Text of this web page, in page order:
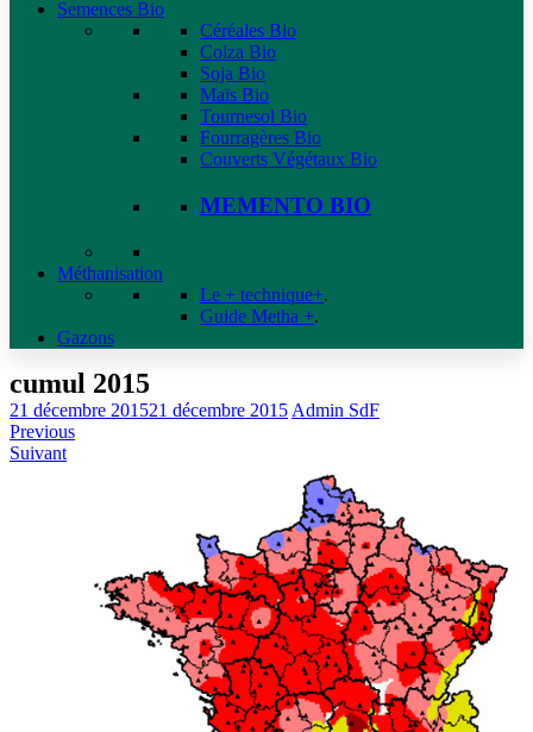
Semences Bio
Céréales Bio
Colza Bio
Soja Bio
Maïs Bio
Tournesol Bio
Fourragères Bio
Couverts Végétaux Bio
MEMENTO BIO
Méthanisation
Le + technique+.
Guide Metha +.
Gazons
cumul 2015
21 décembre 201521 décembre 2015 Admin SdF
Previous
Suivant